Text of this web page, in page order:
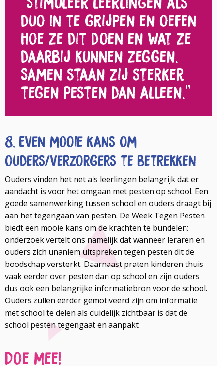
duo in te grijpen en oefen
hoe ze dit doen en wat ze
daarbij kunnen zeggen.
Samen staan zij sterker
tegen pesten dan alleen.”
8. Even mooie kans om
ouders/verzorgers te betrekken
Ouders vinden het net als leerlingen belangrijk dat er
aandacht is voor het omgaan met pesten op school. Een
goede samenwerking tussen school en ouders draagt bij
aan het tegengaan van pesten. De Week Tegen Pesten
biedt een mooie kans om de krachten te bundelen:
onderzoek vertelt ons namelijk dat wanneer leraren en
ouders zich unaniem uitspreken tegen pesten dit de
boodschap versterkt. Daarnaast praten kinderen thuis
vaak eerder over pesten dan op school en zijn ouders
dus ook een belangrijke informatiebron voor de school.
Ouders zullen eerder gemotiveerd zijn om informatie
met school te delen als duidelijk zichtbaar is dat de
school pesten tegengaat en aanpakt.
Doe Mee!